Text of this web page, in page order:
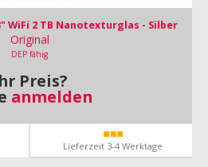
WiFi 2 TB Nanotexturglas - Silber
Original
DEP fähig
Preis?
anmelden
Lieferzeit 3-4 Werktage